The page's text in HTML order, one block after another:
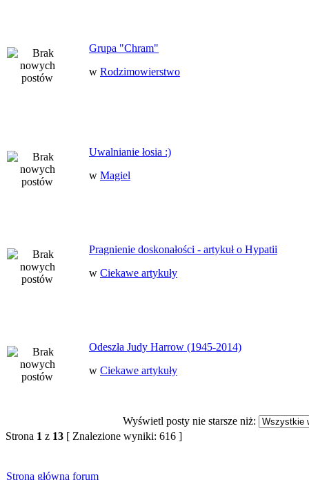
Grupa "Chram"
w Rodzimowierstwo
Uwalnianie łosia :)
w Magiel
Pragnienie doskonałości - artykuł o Hypatii
w Ciekawe artykuły
Odeszła Judy Harrow (1945-2014)
w Ciekawe artykuły
Wyświetl posty nie starsze niż:
Strona 1 z 13 [ Znalezione wyniki: 616 ]
Strona główna forum